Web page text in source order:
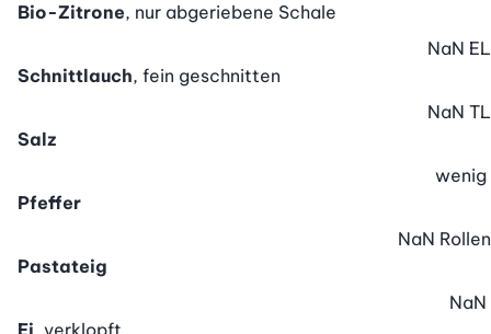
Bio-Zitrone, nur abgeriebene Schale
Schnittlauch, fein geschnitten
NaN EL
Salz
NaN TL
Pfeffer
wenig
Pastateig
NaN Rollen
NaN